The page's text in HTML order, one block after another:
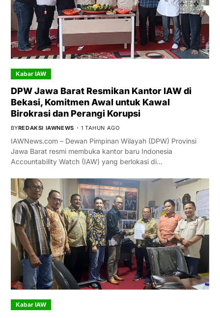
Kabar IAW
DPW Jawa Barat Resmikan Kantor IAW di
Bekasi, Komitmen Awal untuk Kawal
Birokrasi dan Perangi Korupsi
BYREDAKSI IAWNEWS 1 TAHUN AGO
IAWNews.com – Dewan Pimpinan Wilayah (DPW) Provinsi
Jawa Barat resmi membuka kantor baru Indonesia
Accountability Watch (IAW) yang berlokasi di…
Kabar IAW